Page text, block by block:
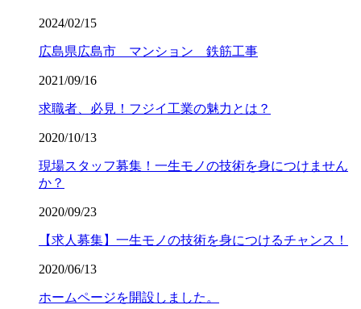
2024/02/15
広島県広島市 マンション 鉄筋工事
2021/09/16
求職者、必見！フジイ工業の魅力とは？
2020/10/13
現場スタッフ募集！一生モノの技術を身につけません
か？
2020/09/23
【求人募集】一生モノの技術を身につけるチャンス！
2020/06/13
ホームページを開設しました。